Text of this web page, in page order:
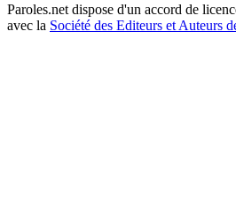
Paroles.net dispose d'un accord de
avec la Société des Editeurs et Auteurs